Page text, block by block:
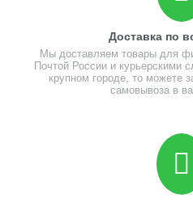
Доставка по
Мы доставляем товары для
Почтой России и курьерскими
крупном городе, то можете
самовывоза в